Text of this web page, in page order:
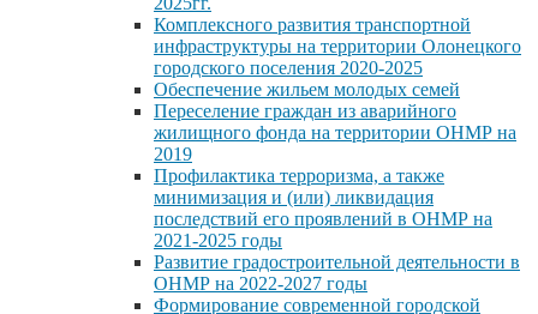
Комплексного развития транспортной
инфраструктуры на территории Олонецкого
городского поселения 2020-2025
Обеспечение жильем молодых семей
Переселение граждан из аварийного
жилищного фонда на территории ОНМР на
2019
Профилактика терроризма, а также
минимизация и (или) ликвидация
последствий его проявлений в ОНМР на
2021-2025 годы
Развитие градостроительной деятельности в
ОНМР на 2022-2027 годы
Формирование современной городской